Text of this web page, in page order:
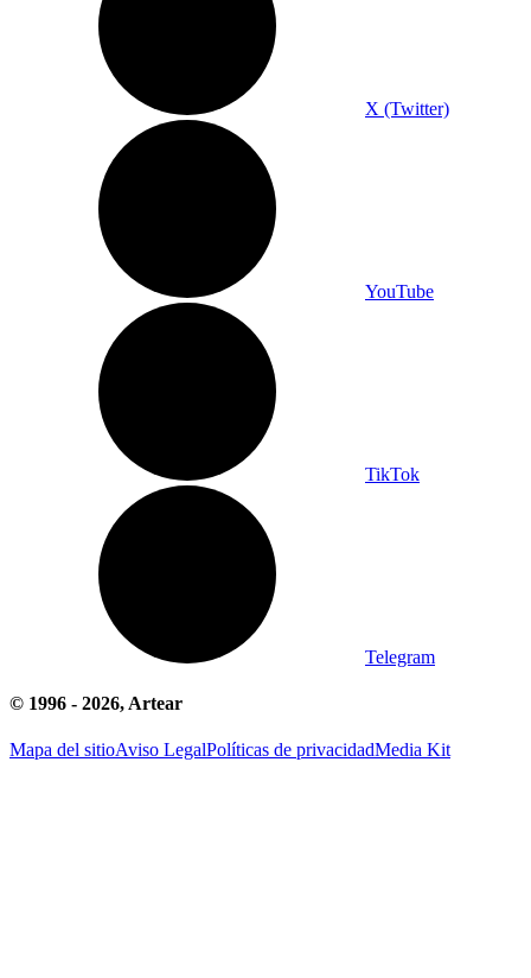
X (Twitter)
YouTube
TikTok
Telegram
© 1996 - 2026, Artear
Mapa del sitioAviso LegalPolíticas de privacidadMedia Kit